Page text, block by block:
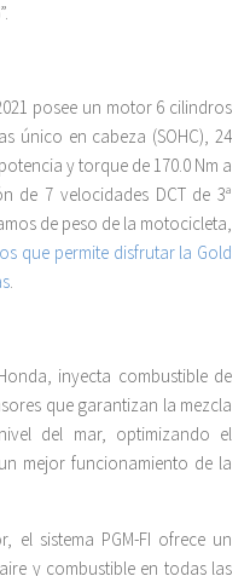
posee un motor 6 cilindros
único en cabeza (SOHC), 24
y torque de 170.0 Nm a
de 7 velocidades DCT de 3ª
de peso de la motocicleta,
que permite disfrutar la Gold
.
inyecta combustible de
que garantizan la mezcla
del mar, optimizando el
mejor funcionamiento de la
el sistema PGM-FI ofrece un
y combustible en todas las